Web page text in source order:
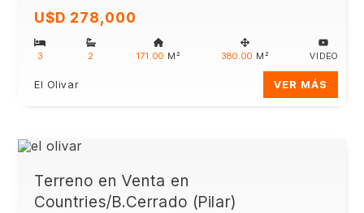
U$D 278,000
3 2 171.00 M² 380.00 M² VIDEO
El Olivar VER MÁS
Terreno en Venta en
Countries/B.Cerrado (Pilar)